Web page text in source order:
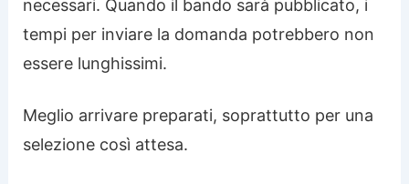
necessari. Quando il bando sarà pubblicato, i
tempi per inviare la domanda potrebbero non
essere lunghissimi.
Meglio arrivare preparati, soprattutto per una
selezione così attesa.